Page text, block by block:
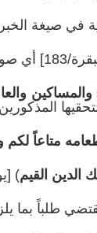
صيغة
أي صوموا.
والمساكين
متاعاً لكم
الدين القيم) [يوسف/40]
طلباً بما